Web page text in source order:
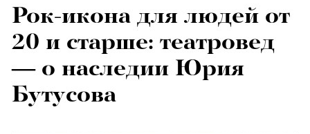
Рок-икона для людей от
20 и старше: театровед
— о наследии Юрия
Бутусова